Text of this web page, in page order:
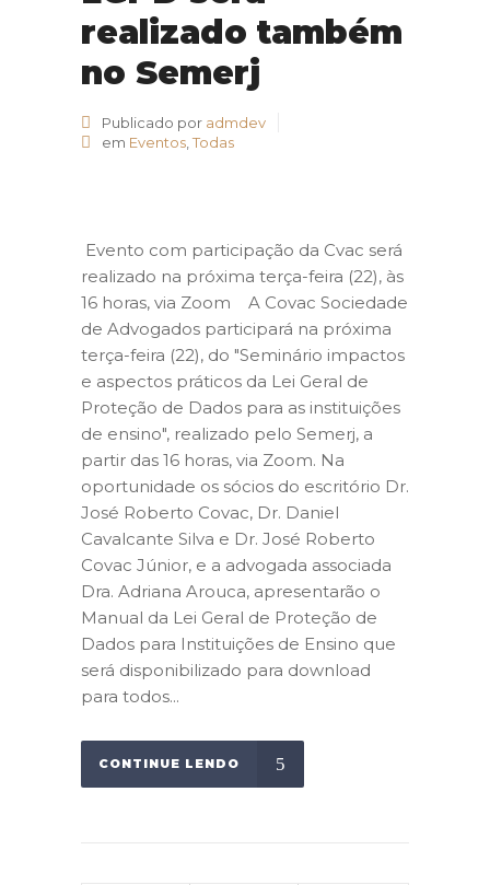
realizado também
no Semerj
Publicado por admdev
em Eventos Todas
Evento com participação da Cvac será
realizado na próxima terça-feira (22), às
16 horas, via Zoom A Covac Sociedade
de Advogados participará na próxima
terça-feira (22), do "Seminário impactos
e aspectos práticos da Lei Geral de
Proteção de Dados para as instituições
de ensino", realizado pelo Semerj, a
partir das 16 horas, via Zoom. Na
oportunidade os sócios do escritório Dr.
José Roberto Covac, Dr. Daniel
Cavalcante Silva e Dr. José Roberto
Covac Júnior, e a advogada associada
Dra. Adriana Arouca, apresentarão o
Manual da Lei Geral de Proteção de
Dados para Instituições de Ensino que
será disponibilizado para download
para todos...
CONTINUE LENDO